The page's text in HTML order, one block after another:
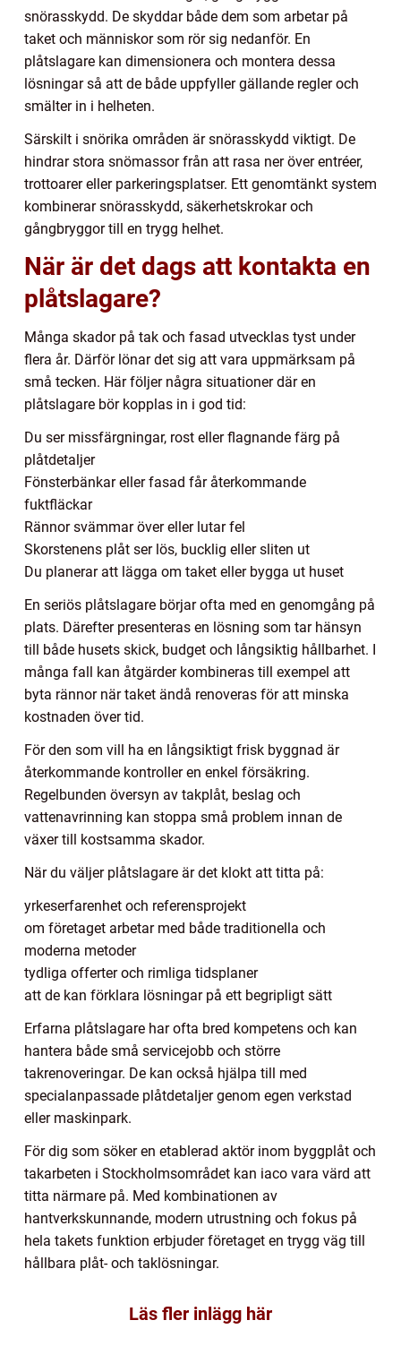
snörasskydd. De skyddar både dem som arbetar på
taket och människor som rör sig nedanför. En
plåtslagare kan dimensionera och montera dessa
lösningar så att de både uppfyller gällande regler och
smälter in i helheten.
Särskilt i snörika områden är snörasskydd viktigt. De
hindrar stora snömassor från att rasa ner över entréer,
trottoarer eller parkeringsplatser. Ett genomtänkt system
kombinerar snörasskydd, säkerhetskrokar och
gångbryggor till en trygg helhet.
När är det dags att kontakta en
plåtslagare?
Många skador på tak och fasad utvecklas tyst under
flera år. Därför lönar det sig att vara uppmärksam på
små tecken. Här följer några situationer där en
plåtslagare bör kopplas in i god tid:
Du ser missfärgningar, rost eller flagnande färg på
plåtdetaljer
Fönsterbänkar eller fasad får återkommande
fuktfläckar
Rännor svämmar över eller lutar fel
Skorstenens plåt ser lös, bucklig eller sliten ut
Du planerar att lägga om taket eller bygga ut huset
En seriös plåtslagare börjar ofta med en genomgång på
plats. Därefter presenteras en lösning som tar hänsyn
till både husets skick, budget och långsiktig hållbarhet. I
många fall kan åtgärder kombineras till exempel att
byta rännor när taket ändå renoveras för att minska
kostnaden över tid.
För den som vill ha en långsiktigt frisk byggnad är
återkommande kontroller en enkel försäkring.
Regelbunden översyn av takplåt, beslag och
vattenavrinning kan stoppa små problem innan de
växer till kostsamma skador.
När du väljer plåtslagare är det klokt att titta på:
yrkeserfarenhet och referensprojekt
om företaget arbetar med både traditionella och
moderna metoder
tydliga offerter och rimliga tidsplaner
att de kan förklara lösningar på ett begripligt sätt
Erfarna plåtslagare har ofta bred kompetens och kan
hantera både små servicejobb och större
takrenoveringar. De kan också hjälpa till med
specialanpassade plåtdetaljer genom egen verkstad
eller maskinpark.
För dig som söker en etablerad aktör inom byggplåt och
takarbeten i Stockholmsområdet kan iaco vara värd att
titta närmare på. Med kombinationen av
hantverkskunnande, modern utrustning och fokus på
hela takets funktion erbjuder företaget en trygg väg till
hållbara plåt- och taklösningar.
Läs fler inlägg här